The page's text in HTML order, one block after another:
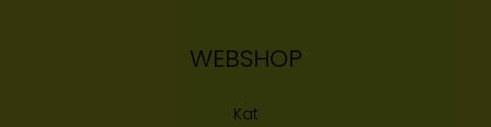
WEBSHOP
Kat